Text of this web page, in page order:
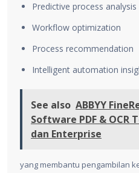
Predictive process analysis
Workflow optimization
Process recommendation
Intelligent automation
See also ABBYY
Software PDF & OCR
dan Enterprise
yang membantu pengambilan